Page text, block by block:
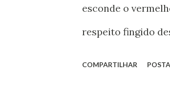
esconde o
respeito fingido
COMPARTILHAR